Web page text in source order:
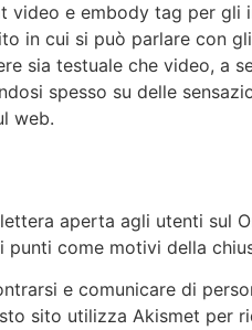
video e embody tag per
in cui si può parlare con
sia testuale che video, a
spesso su delle
web.
aperta agli utenti sul
come motivi della
e comunicare di
sito utilizza Akismet per